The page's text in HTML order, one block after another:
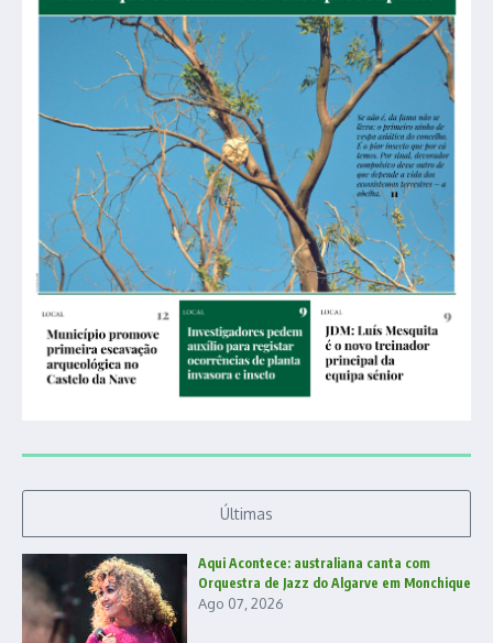
Últimas
Aqui Acontece: australiana canta com
Orquestra de Jazz do Algarve em Monchique
Ago 07, 2026